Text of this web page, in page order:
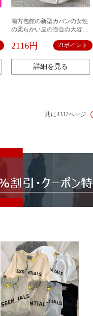
南方包館の新型カバンの女性
の柔らかい皮の百合の大容量
る肩の斜めのショルダーバッ
2116円 21ポイント
詳細を見る
共に4337ページ